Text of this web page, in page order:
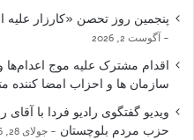
پنجمین روز تحصن «کارزار
آگوست 2, 2026
اقدام مشترک علیه موج
سازمان ها و احزاب امضا کننده
ویدیو گفتگوی رادیو فردا با
حزب مردم بلوچستان
جولای 28, 2026